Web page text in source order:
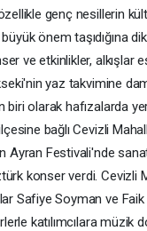
genç nesillerin
büyük önem taşıdığına
ve etkinlikler, alkışlar
yaz takvimine
olarak hafızalarda
bağlı Cevizli
Ayran Festivali'nde
konser verdi. Cevizli
Safiye Soyman ve Faik
katılımcılara müzik